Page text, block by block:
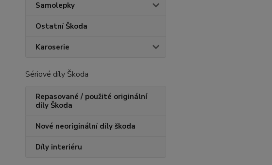
Samolepky
Ostatní Škoda
Karoserie
Sériové díly Škoda
Repasované / použité originální
díly Škoda
Nové neoriginální díly škoda
Díly interiéru